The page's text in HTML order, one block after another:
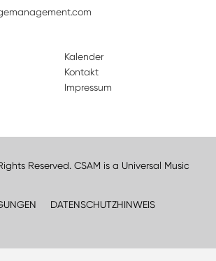
Kalender
Kontakt
Impressum
Reserved. CSAM is a Universal Music
DATENSCHUTZHINWEIS